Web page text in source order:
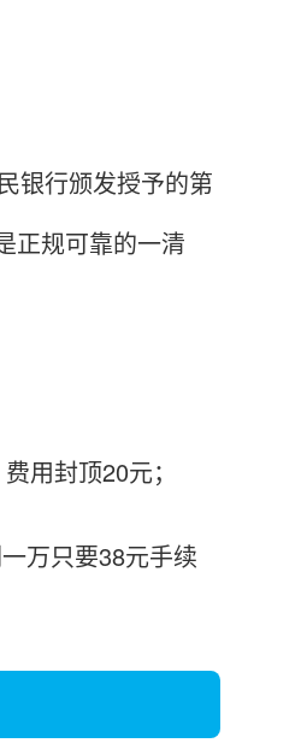
银行颁发授予的第
正规可靠的一清
用封顶20元；
万只要38元手续